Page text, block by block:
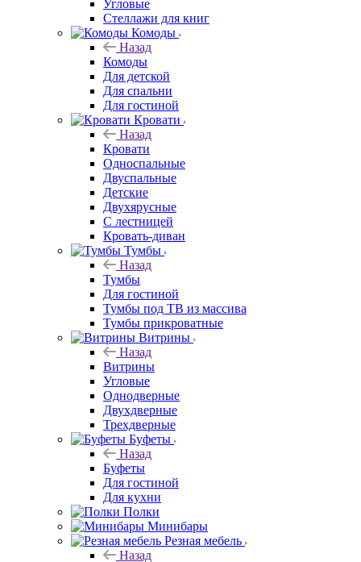
Угловые
Стеллажи для книг
Комоды
Назад
Комоды
Для детской
Для спальни
Для гостиной
Кровати
Назад
Кровати
Односпальные
Двуспальные
Детские
Двухярусные
С лестницей
Кровать-диван
Тумбы
Назад
Тумбы
Для гостиной
Тумбы под ТВ из массива
Тумбы прикроватные
Витрины
Назад
Витрины
Угловые
Однодверные
Двухдверные
Трехдверные
Буфеты
Назад
Буфеты
Для гостиной
Для кухни
Полки
Минибары
Резная мебель
Назад